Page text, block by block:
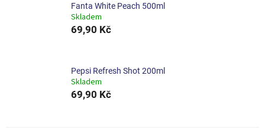
Fanta White Peach 500ml
Skladem
69,90 Kč
Pepsi Refresh Shot 200ml
Skladem
69,90 Kč